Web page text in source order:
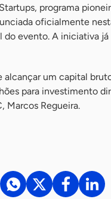
programa
oficialmente
do evento. A iniciativa já
alcançar um capital
para investimento
Marcos Regueira.